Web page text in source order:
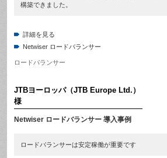
構築できました。
詳細を見る
Netwiser ロードバランサー
ロードバランサー
JTBヨーロッパ（JTB Europe Ltd.）
様
Netwiser ロードバランサー 導入事例
ロードバランサーは安定稼働が重要です